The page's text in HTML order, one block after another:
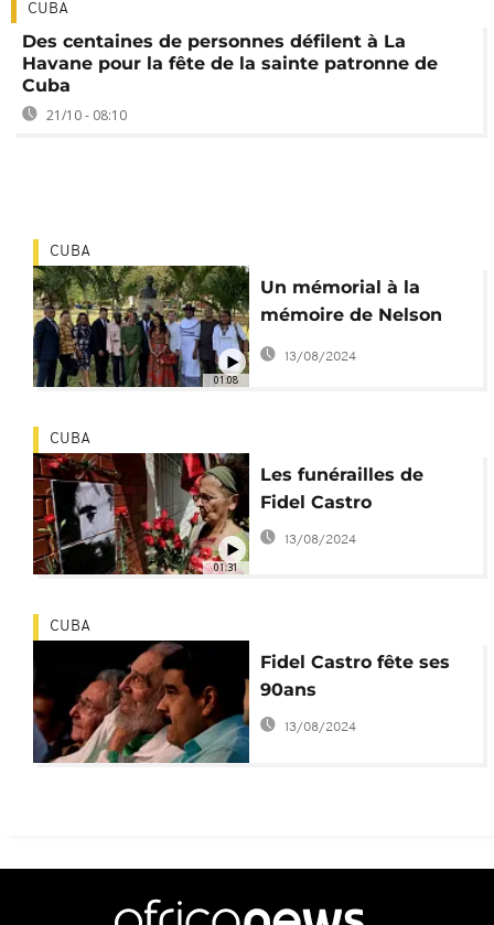
CUBA
Des centaines de personnes défilent à La
Havane pour la fête de la sainte patronne de
Cuba
21/10 - 08:10
01:08
CUBA
Un mémorial à la
mémoire de Nelson
Mandela à Cuba
13/08/2024
01:31
CUBA
Les funérailles de
Fidel Castro
13/08/2024
CUBA
Fidel Castro fête ses
90ans
13/08/2024